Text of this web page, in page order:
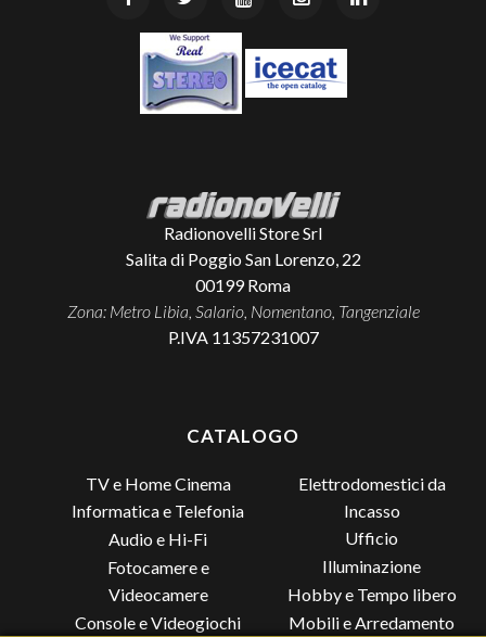
Radionovelli Store Srl
Salita di Poggio San Lorenzo, 22
00199 Roma
Zona: Metro Libia, Salario, Nomentano, Tangenziale
P.IVA 11357231007
CATALOGO
TV e Home Cinema
Informatica e Telefonia
Audio e Hi-Fi
Fotocamere e
Videocamere
Console e Videogiochi
Elettrodomestici da
Incasso
Ufficio
Illuminazione
Hobby e Tempo libero
Mobili e Arredamento